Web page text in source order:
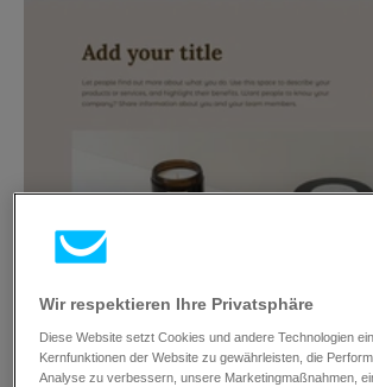
Wir respektieren Ihre Privatsphäre
Diese Website setzt Cookies und andere Technologien
Kernfunktionen der Website zu gewährleisten, die
Analyse zu verbessern, unsere Marketingmaßnahmen,